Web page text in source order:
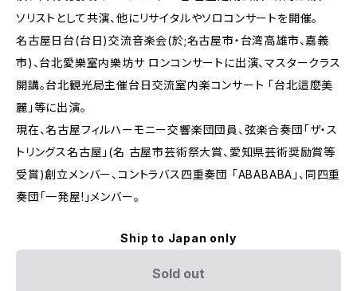
ソリストとして共演、他にリサイタルやソロコンサートを開催。
名古屋日台(台日)交流音楽会(於;名古屋市・台湾高雄市、嘉義
市)、台北愛樂室内樂坊サ ロンコンサートに出演、マスタークラス
開講。台北観光局主催台日交流室内楽コンサート 「台北這麼美
麗」等に出演。
現在、名古屋フィルハーモニー交響楽団団員、弦楽合奏団「ザ・ス
トリングス名古屋」(名 古屋市芸術祭大賞、愛知県芸術奨励賞等
受賞)創立メンバー、コントラバス四重奏団 「ABABABA」、同四重
奏団「一発屋!」メンバー。
Ship to Japan only
Sold out